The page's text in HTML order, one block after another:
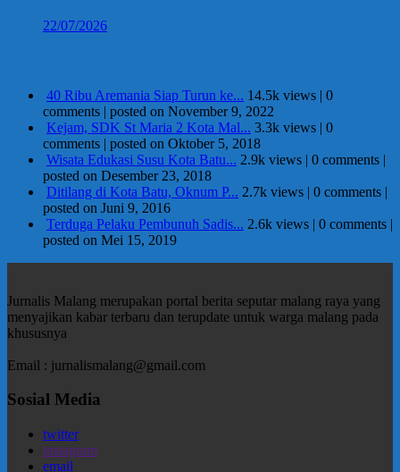
22/07/2026
40 Ribu Aremania Siap Turun ke... 14.5k views | 0
comments | posted on November 9, 2022
Kejam, SDK St Maria 2 Kota Mal... 3.3k views | 0
comments | posted on Oktober 5, 2018
Wisata Edukasi Susu Kota Batu... 2.9k views | 0 comments |
posted on Desember 23, 2018
Ditilang di Kota Batu, Oknum P... 2.7k views | 0 comments |
posted on Juni 9, 2016
Terduga Pelaku Pembunuh Sadis... 2.6k views | 0 comments |
posted on Mei 15, 2019
Jurnalis Malang merupakan portal berita seputar malang raya yang
menyajikan kabar terbaru dan terupdate untuk warga malang pada
khususnya
Email : jurnalismalang@gmail.com
Sosial Media
twitter
instagram
email